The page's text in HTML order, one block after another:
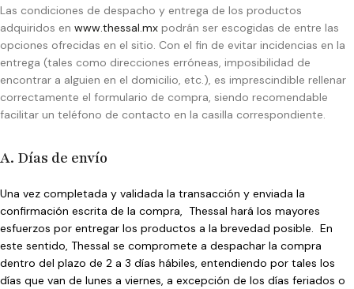
Las condiciones de despacho y entrega de los productos
adquiridos en www.thessal.mx podrán ser escogidas de entre las
opciones ofrecidas en el sitio. Con el fin de evitar incidencias en la
entrega (tales como direcciones erróneas, imposibilidad de
encontrar a alguien en el domicilio, etc.), es imprescindible rellenar
correctamente el formulario de compra, siendo recomendable
facilitar un teléfono de contacto en la casilla correspondiente.
A. Días de envío
Una vez completada y validada la transacción y enviada la
confirmación escrita de la compra, Thessal hará los mayores
esfuerzos por entregar los productos a la brevedad posible. En
este sentido, Thessal se compromete a despachar la compra
dentro del plazo de 2 a 3 días hábiles, entendiendo por tales los
días que van de lunes a viernes, a excepción de los días feriados o